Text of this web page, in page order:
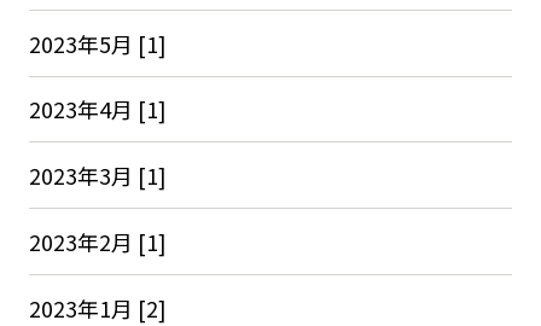
2023年5月 [1]
2023年4月 [1]
2023年3月 [1]
2023年2月 [1]
2023年1月 [2]